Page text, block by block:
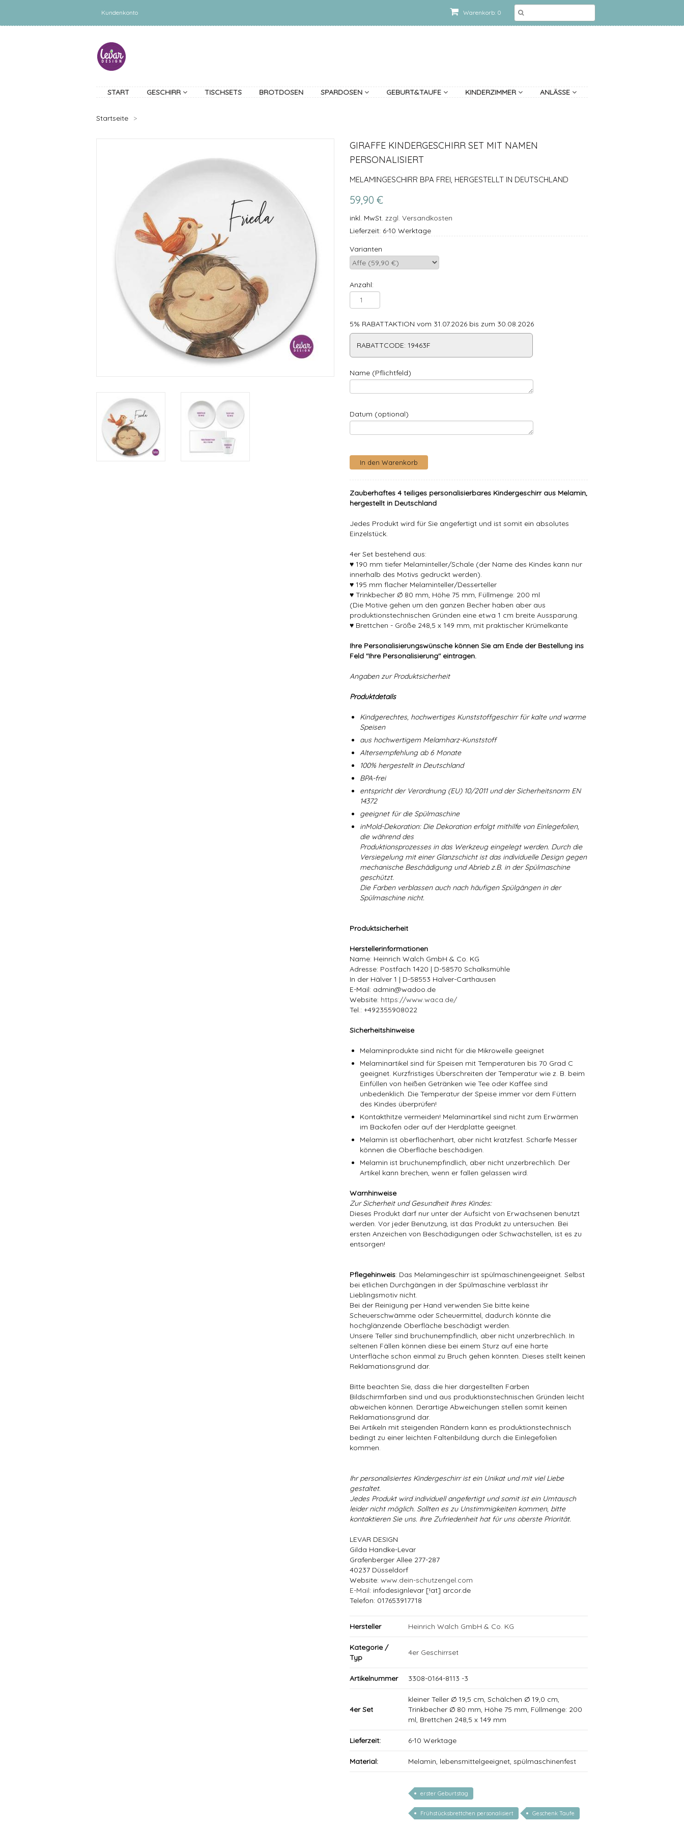
Warenkorb: 0
Kundenkonto
START GESCHIRR TISCHSETS BROTDOSEN SPARDOSEN GEBURT&TAUFE KINDERZIMMER ANLÄSSE
Startseite >
GIRAFFE KINDERGESCHIRR SET MIT NAMEN
PERSONALISIERT
MELAMINGESCHIRR BPA FREI, HERGESTELLT IN DEUTSCHLAND
59,90 €
inkl. MwSt. zzgl. Versandkosten
Lieferzeit: 6-10 Werktage
Varianten
Anzahl:
5% RABATTAKTION vom 31.07.2026 bis zum 30.08.2026
RABATTCODE: 19463F
Name (Pflichtfeld)
Datum (optional)
Zauberhaftes 4 teiliges personalisierbares Kindergeschirr aus Melamin,
hergestellt in Deutschland
Jedes Produkt wird für Sie angefertigt und ist somit ein absolutes
Einzelstück.
4er Set bestehend aus:
♥ 190 mm tiefer Melaminteller/Schale (der Name des Kindes kann nur
innerhalb des Motivs gedruckt werden).
♥ 195 mm flacher Melaminteller/Desserteller
♥ Trinkbecher Ø 80 mm, Höhe 75 mm, Füllmenge: 200 ml
(Die Motive gehen um den ganzen Becher haben aber aus
produktionstechnischen Gründen eine etwa 1 cm breite Aussparung.
♥ Brettchen - Größe 248,5 x 149 mm, mit praktischer Krümelkante
Ihre Personalisierungswünsche können Sie am Ende der Bestellung ins
Feld "Ihre Personalisierung" eintragen.
Angaben zur Produktsicherheit
Produktdetails
Kindgerechtes, hochwertiges Kunststoffgeschirr für kalte und warme
Speisen
aus hochwertigem Melamharz-Kunststoff
Altersempfehlung ab 6 Monate
100% hergestellt in Deutschland
BPA-frei
entspricht der Verordnung (EU) 10/2011 und der Sicherheitsnorm EN
14372
geeignet für die Spülmaschine
inMold-Dekoration: Die Dekoration erfolgt mithilfe von Einlegefolien,
die während des
Produktionsprozesses in das Werkzeug eingelegt werden. Durch die
Versiegelung mit einer Glanzschicht ist das individuelle Design gegen
mechanische Beschädigung und Abrieb z.B. in der Spülmaschine
geschützt.
Die Farben verblassen auch nach häufigen Spülgängen in der
Spülmaschine nicht.
Produktsicherheit
Herstellerinformationen
Name: Heinrich Walch GmbH & Co. KG
Adresse: Postfach 1420 | D-58570 Schalksmühle
In der Hälver 1 | D-58553 Halver-Carthausen
E-Mail: admin@wadoo.de
Website: https://www.waca.de/
Tel.: +492355908022
Sicherheitshinweise
Melaminprodukte sind nicht für die Mikrowelle geeignet
Melaminartikel sind für Speisen mit Temperaturen bis 70 Grad C
geeignet. Kurzfristiges Überschreiten der Temperatur wie z. B. beim
Einfüllen von heißen Getränken wie Tee oder Kaffee sind
unbedenklich. Die Temperatur der Speise immer vor dem Füttern
des Kindes überprüfen!
Kontakthitze vermeiden! Melaminartikel sind nicht zum Erwärmen
im Backofen oder auf der Herdplatte geeignet.
Melamin ist oberflächenhart, aber nicht kratzfest. Scharfe Messer
können die Oberfläche beschädigen.
Melamin ist bruchunempfindlich, aber nicht unzerbrechlich. Der
Artikel kann brechen, wenn er fallen gelassen wird.
Warnhinweise
Zur Sicherheit und Gesundheit Ihres Kindes:
Dieses Produkt darf nur unter der Aufsicht von Erwachsenen benutzt
werden. Vor jeder Benutzung, ist das Produkt zu untersuchen. Bei
ersten Anzeichen von Beschädigungen oder Schwachstellen, ist es zu
entsorgen!
Pflegehinweis: Das Melamingeschirr ist spülmaschinengeeignet. Selbst
bei etlichen Durchgängen in der Spülmaschine verblasst ihr
Lieblingsmotiv nicht.
Bei der Reinigung per Hand verwenden Sie bitte keine
Scheuerschwämme oder Scheuermittel, dadurch könnte die
hochglänzende Oberfläche beschädigt werden.
Unsere Teller sind bruchunempfindlich, aber nicht unzerbrechlich. In
seltenen Fällen können diese bei einem Sturz auf eine harte
Unterfläche schon einmal zu Bruch gehen könnten. Dieses stellt keinen
Reklamationsgrund dar.
Bitte beachten Sie, dass die hier dargestellten Farben
Bildschirmfarben sind und aus produktionstechnischen Gründen leicht
abweichen können. Derartige Abweichungen stellen somit keinen
Reklamationsgrund dar.
Bei Artikeln mit steigenden Rändern kann es produktionstechnisch
bedingt zu einer leichten Faltenbildung durch die Einlegefolien
kommen.
Ihr personalisiertes Kindergeschirr ist ein Unikat und mit viel Liebe
gestaltet.
Jedes Produkt wird individuell angefertigt und somit ist ein Umtausch
leider nicht möglich. Sollten es zu Unstimmigkeiten kommen, bitte
kontaktieren Sie uns. Ihre Zufriedenheit hat für uns oberste Priorität.
LEVAR DESIGN
Gilda Handke-Levar
Grafenberger Allee 277-287
40237 Düsseldorf
Website: www.dein-schutzengel.com
E-Mail: infodesignlevar [!at] arcor.de
Telefon: 017653917718
Hersteller Heinrich Walch GmbH & Co. KG
Kategorie /
Typ
4er Geschirrset
Artikelnummer 3308-0164-8113 -3
4er Set
kleiner Teller Ø 19,5 cm, Schälchen Ø 19,0 cm,
Trinkbecher Ø 80 mm, Höhe 75 mm, Füllmenge: 200
ml, Brettchen 248,5 x 149 mm
Lieferzeit: 6-10 Werktage
Material: Melamin, lebensmittelgeeignet, spülmaschinenfest
erster Geburtstag
Frühstücksbrettchen personalisiert Geschenk Taufe